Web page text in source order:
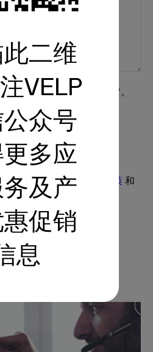
接受为所示目的处理数据*。
，并适用 Google 隐私政策 和
二维
VELP
众号
多应
务及产
促销
息